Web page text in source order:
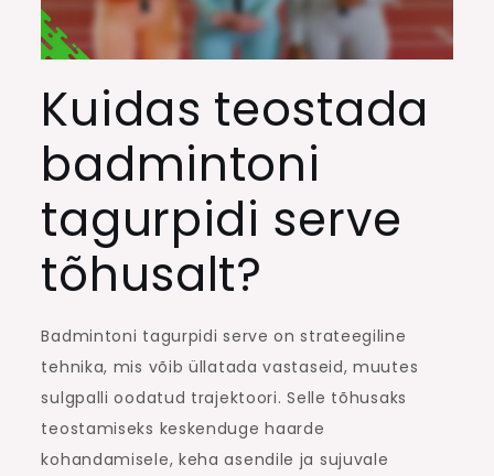
Kuidas teostada
badmintoni
tagurpidi serve
tõhusalt?
Badmintoni tagurpidi serve on strateegiline
tehnika, mis võib üllatada vastaseid, muutes
sulgpalli oodatud trajektoori. Selle tõhusaks
teostamiseks keskenduge haarde
kohandamisele, keha asendile ja sujuvale